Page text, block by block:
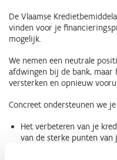
De Vlaamse
vinden voor je
mogelijk.
We nemen een neutrale
afdwingen bij de bank, maar
versterken en opnieuw
Concreet ondersteunen we
Het verbeteren van je
van de sterke punten van